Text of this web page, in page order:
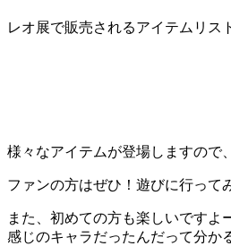
レオ展で販売されるアイテムリス
様々なアイテムが登場しますので、
ファンの方はぜひ！遊びに行って
また、初めての方も楽しいですよ
感じのキャラだったんだって分か